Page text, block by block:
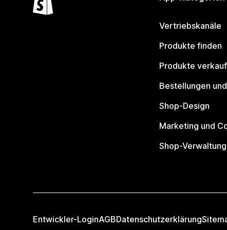
Vertriebskanäle
Produkte finden
Produkte
Bestellungen
Shop-Design
Marketing und
Shop-Verwaltung
Entwickler-LoginAGBDatenschutzerklärung